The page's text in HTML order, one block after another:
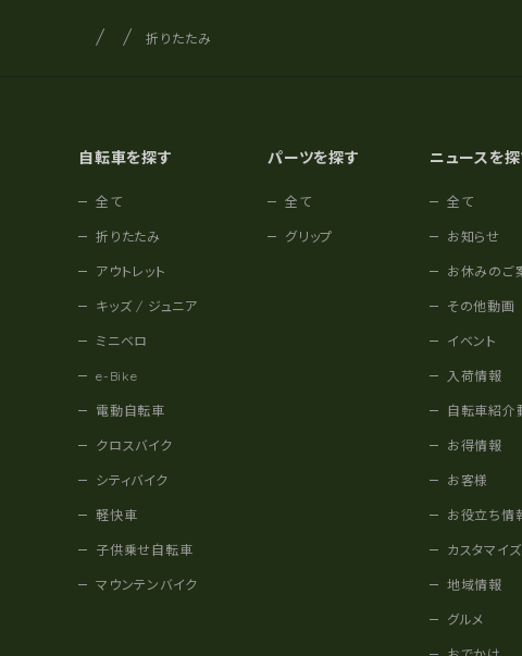
サイト内の現在地
サイクルショップナカゴヤ
折りたたみ
自転車を探す
全て
折りたたみ
アウトレット
キッズ / ジュニア
ミニベロ
e-Bike
電動自転車
クロスバイク
シティバイク
軽快車
子供乗せ自転車
マウンテンバイク
パーツを探す
全て
グリップ
ニュースを
全て
お知らせ
お休みのご
その他動画
イベント
入荷情報
自転車紹介
お得情報
お客様
お役立ち情
カスタマイズ
地域情報
グルメ